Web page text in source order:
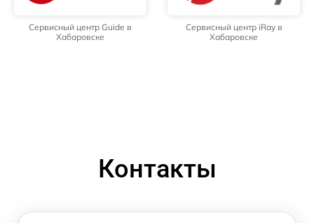
Сервисный центр Guide в
Хабаровске
Сервисный центр iRay в
Хабаровске
Контакты